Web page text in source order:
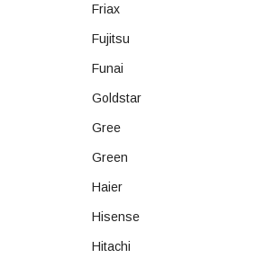
Friax
Fujitsu
Funai
Goldstar
Gree
Green
Haier
Hisense
Hitachi